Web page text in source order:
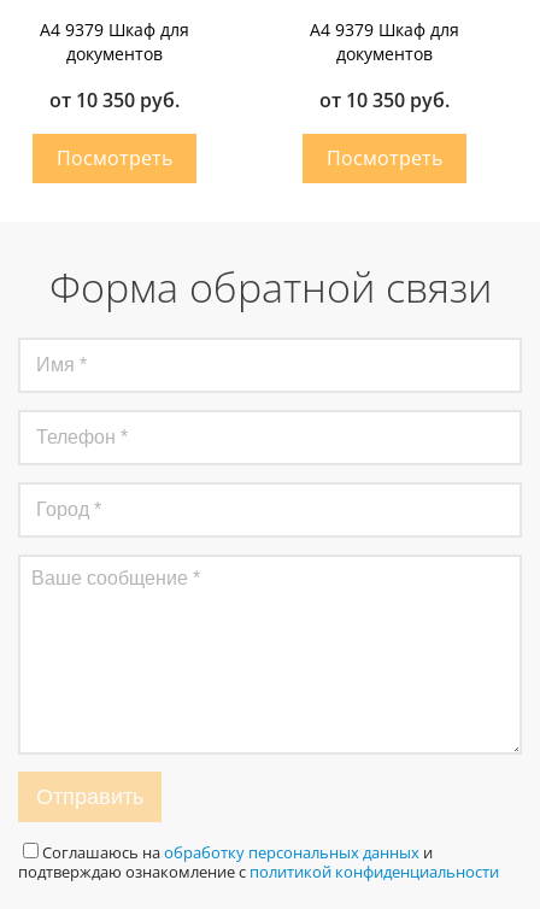
А4 9379 Шкаф для
документов
от 10 350 руб.
А4 9379 Шкаф для
документов
от 10 350 руб.
Форма обратной связи
Отправить
Соглашаюсь наобработку персональных данных и
подтверждаю ознакомление с политикой конфиденциальности